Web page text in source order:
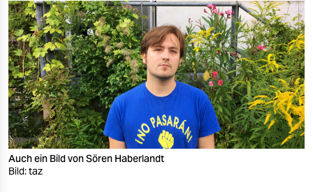
wahrheit
verlag
verlag
veranstaltungen
shop
fragen & hilfe
Auch ein Bild von Sören Haberlandt
Bild: taz